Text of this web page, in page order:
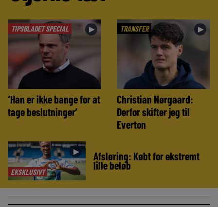
TIPSBLADET SPECIAL ►
‘Han er ikke bange for at
tage beslutninger’
TRANSFER ►
Christian Nørgaard:
Derfor skifter jeg til
Everton
EKSKLUSIVT
► Afsløring: Købt for ekstremt
lille beløb